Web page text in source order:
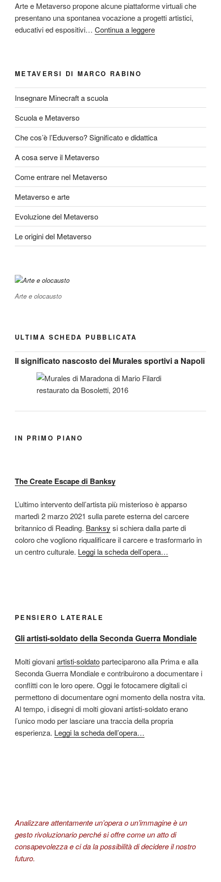
Arte e Metaverso propone alcune piattaforme virtuali che
presentano una spontanea vocazione a progetti artistici,
educativi ed espositivi… Continua a leggere
METAVERSI DI MARCO RABINO
Insegnare Minecraft a scuola
Scuola e Metaverso
Che cos’è l’Eduverso? Significato e didattica
A cosa serve il Metaverso
Come entrare nel Metaverso
Metaverso e arte
Evoluzione del Metaverso
Le origini del Metaverso
Arte e olocausto
ULTIMA SCHEDA PUBBLICATA
Il significato nascosto dei Murales sportivi a Napoli
IN PRIMO PIANO
The Create Escape di Banksy
L’ultimo intervento dell’artista più misterioso è apparso
martedì 2 marzo 2021 sulla parete esterna del carcere
britannico di Reading. Banksy si schiera dalla parte di
coloro che vogliono riqualificare il carcere e trasformarlo in
un centro culturale. Leggi la scheda dell’opera…
PENSIERO LATERALE
Gli artisti-soldato della Seconda Guerra Mondiale
Molti giovaniartisti-soldatoparteciparono alla Prima e alla
Seconda Guerra Mondiale e contribuirono a documentare i
conflitti con le loro opere. Oggi le fotocamere digitali ci
permettono di documentare ogni momento della nostra vita.
Al tempo, i disegni di molti giovani artisti-soldato erano
l’unico modo per lasciare una traccia della propria
esperienza. Leggi la scheda dell’opera…
Analizzare attentamente un’opera o un’immagine è un
gesto rivoluzionario perché si offre come un atto di
consapevolezza e ci da la possibilità di decidere il nostro
futuro.